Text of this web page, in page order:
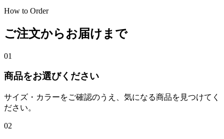
How to Order
ご注文からお届けまで
01
商品をお選びください
サイズ・カラーをご確認のうえ、気になる商品を見つけてく
ださい。
02